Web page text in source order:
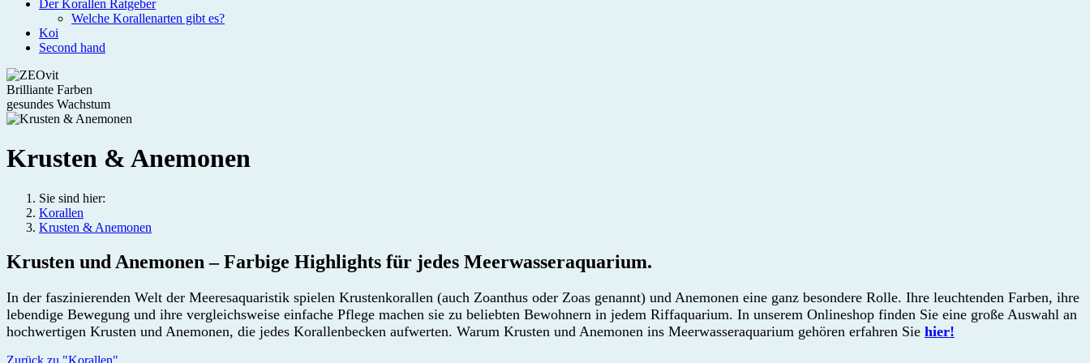
Der Korallen Ratgeber
Welche Korallenarten gibt es?
Koi
Second hand
Brilliante Farben
gesundes Wachstum
Krusten & Anemonen
Sie sind hier:
Korallen
Krusten & Anemonen
Krusten und Anemonen – Farbige Highlights für jedes Meerwasseraquarium.
In der faszinierenden Welt der Meeresaquaristik spielen Krustenkorallen (auch Zoanthus oder Zoas genannt) und Anemonen eine ganz besondere Rolle. Ihre leuchtenden Farben, ihre
lebendige Bewegung und ihre vergleichsweise einfache Pflege machen sie zu beliebten Bewohnern in jedem Riffaquarium. In unserem Onlineshop finden Sie eine große Auswahl an
hochwertigen Krusten und Anemonen, die jedes Korallenbecken aufwerten. Warum Krusten und Anemonen ins Meerwasseraquarium gehören erfahren Sie hier!
Zurück zu "Korallen"